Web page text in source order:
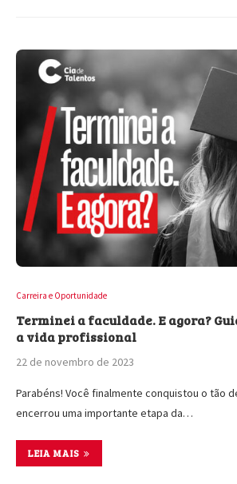
Carreira e Oportunidade
Terminei a faculdade. E agora?
a vida profissional
22 de novembro de 2023
Parabéns! Você finalmente conquistou o tão
encerrou uma importante etapa da…
LEIA MAIS